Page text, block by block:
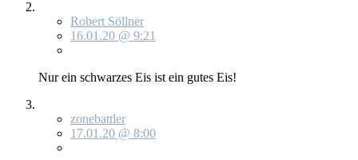
Robert Söllner
16.01.20 @ 9:21
Nur ein schwar­zes Eis ist ein gu­tes Eis!
zonebattler
17.01.20 @ 8:00